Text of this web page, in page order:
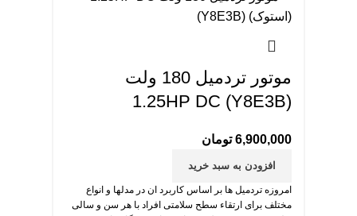
موتور تردمیل 180 ولت
1.25HP DC (Y8E3B)
6,900,000 تومان
افزودن به سبد خرید
امروزه تردمیل ها بر اساس کاربرد ان در مدلها و انواع
مختلف برای ارتقاء سطح سلامتی افراد با هر سن و سالی